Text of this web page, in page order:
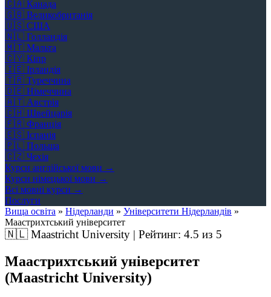
🇨🇦 Канада
🇬🇧 Великобританія
🇺🇸 США
🇳🇱 Голландія
🇲🇹 Мальта
🇨🇾 Кіпр
🇮🇪 Ірландія
🇹🇷 Туреччина
🇩🇪 Німеччина
🇦🇹 Австрія
🇨🇭 Швейцарія
🇫🇷 Франція
🇪🇸 Іспанія
🇵🇱 Польща
🇨🇿 Чехія
Курси англійської мови →
Курси німецької мови →
Всі мовні курси →
Послуги
Вища освіта » Нідерланди » Університети Нідерландів »
Маастрихтський університет
🇳🇱Maastricht University | Рейтинг: 4.5 из 5
Маастрихтський університет
(Maastricht University)